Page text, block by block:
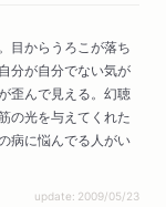
目からうろこが落ち
分が自分でない気が
歪んで見える。幻聴
の光を与えてくれた
病に悩んでる人がい
update: 2009/05/23